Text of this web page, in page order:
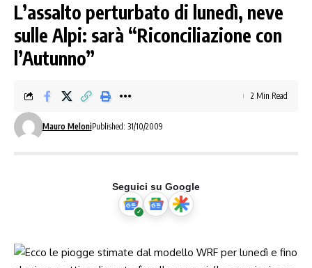
L’assalto perturbato di lunedì, neve
sulle Alpi: sarà “Riconciliazione con
l’Autunno”
Mauro MeloniPublished: 31/10/2009
2 Min Read
Seguici su Google